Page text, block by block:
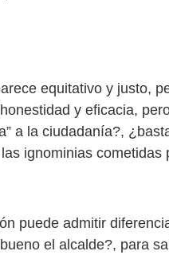
equitativo y justo,
y eficacia,
a la ciudadanía?,
ignominias cometidas
puede admitir
el alcalde?, para